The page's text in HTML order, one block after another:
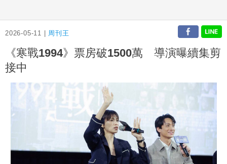
2026-05-11 | 周刊王
《寒戰1994》票房破1500萬 導演曝續集剪
接中